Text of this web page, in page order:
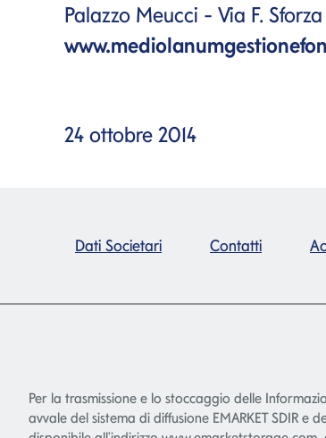
Palazzo Meucci - Via F.
24 ottobre 2014
Dati Societari Contatti
Per la trasmissione e lo stoccaggio delle
avvale del sistema di diffusione EMARKET SDIR e